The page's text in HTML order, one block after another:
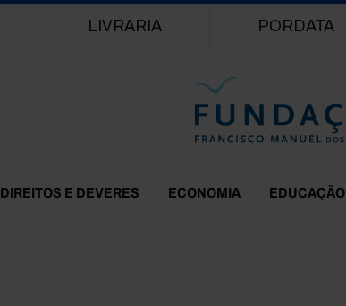
LIVRARIA PORDATA
DIREITOS E DEVERES ECONOMIA EDUCAÇÃO